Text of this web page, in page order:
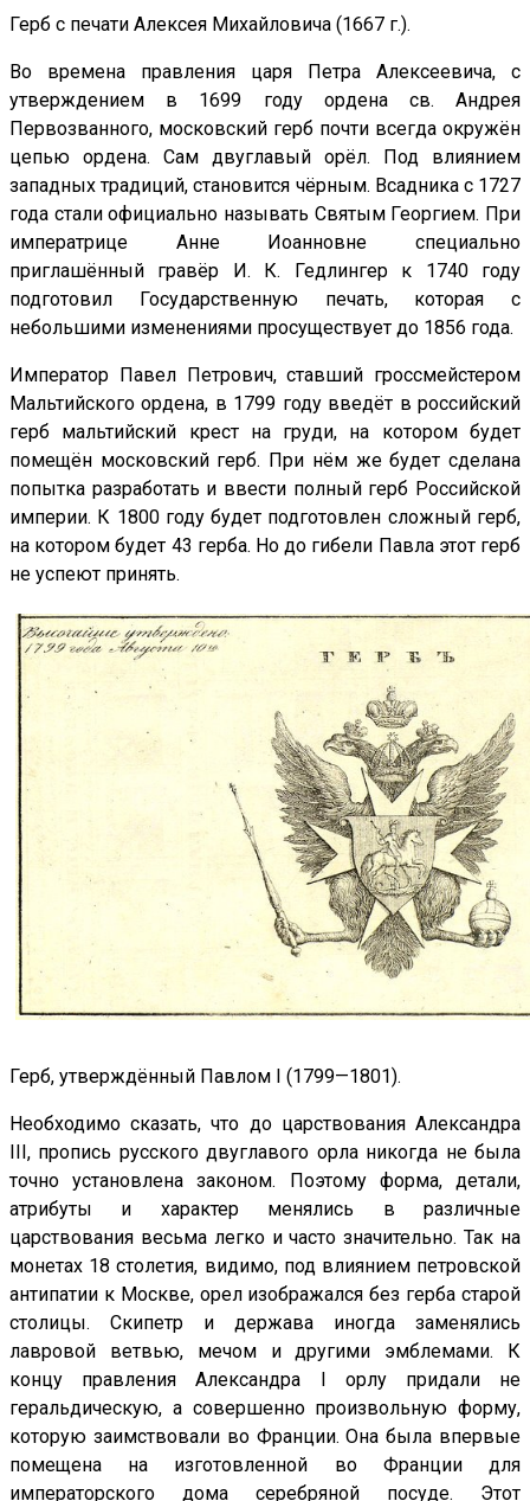
Герб с печати Алексея Михайловича (1667 г.).
Во времена правления царя Петра Алексеевича, с
утверждением в 1699 году ордена св. Андрея
Первозванного, московский герб почти всегда окружён
цепью ордена. Сам двуглавый орёл. Под влиянием
западных традиций, становится чёрным. Всадника с 1727
года стали официально называть Святым Георгием. При
императрице Анне Иоанновне специально
приглашённый гравёр И. К. Гедлингер к 1740 году
подготовил Государственную печать, которая с
небольшими изменениями просуществует до 1856 года.
Император Павел Петрович, ставший гроссмейстером
Мальтийского ордена, в 1799 году введёт в российский
герб мальтийский крест на груди, на котором будет
помещён московский герб. При нём же будет сделана
попытка разработать и ввести полный герб Российской
империи. К 1800 году будет подготовлен сложный герб,
на котором будет 43 герба. Но до гибели Павла этот герб
не успеют принять.
Герб, утверждённый Павлом I (1799—1801).
Необходимо сказать, что до царствования Александра
III, пропись русского двуглавого орла никогда не была
точно установлена законом. Поэтому форма, детали,
атрибуты и характер менялись в различные
царствования весьма легко и часто значительно. Так на
монетах 18 столетия, видимо, под влиянием петровской
антипатии к Москве, орел изображался без герба старой
столицы. Скипетр и держава иногда заменялись
лавровой ветвью, мечом и другими эмблемами. К
концу правления Александра I орлу придали не
геральдическую, а совершенно произвольную форму,
которую заимствовали во Франции. Она была впервые
помещена на изготовленной во Франции для
императорского дома серебряной посуде. Этот